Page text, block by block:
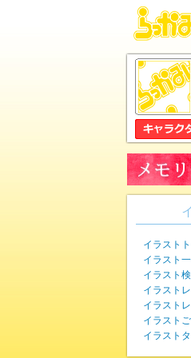
イラスト
イラスト
イラスト
イラスト
イラスト
イラスト
イラスト